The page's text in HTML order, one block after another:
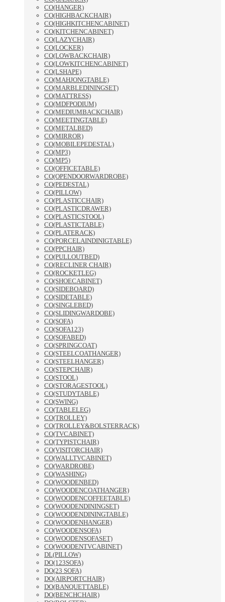
CO(HANGER)
CO(HIGHBACKCHAIR)
CO(HIGHKITCHENCABINET)
CO(KITCHENCABINET)
CO(LAZYCHAIR)
CO(LOCKER)
CO(LOWBACKCHAIR)
CO(LOWKITCHENCABINET)
CO(LSHAPE)
CO(MAHJONGTABLE)
CO(MARBLEDININGSET)
CO(MATTRESS)
CO(MDFPODIUM)
CO(MEDIUMBACKCHAIR)
CO(MEETINGTABLE)
CO(METALBED)
CO(MIRROR)
CO(MOBILEPEDESTAL)
CO(MP3)
CO(MP5)
CO(OFFICETABLE)
CO(OPENDOORWARDROBE)
CO(PEDESTAL)
CO(PILLOW)
CO(PLASTICCHAIR)
CO(PLASTICDRAWER)
CO(PLASTICSTOOL)
CO(PLASTICTABLE)
CO(PLATERACK)
CO(PORCELAINDINIGTABLE)
CO(PPCHAIR)
CO(PULLOUTBED)
CO(RECLINER CHAIR)
CO(ROCKETLEG)
CO(SHOECABINET)
CO(SIDEBOARD)
CO(SIDETABLE)
CO(SINGLEBED)
CO(SLIDINGWARDOBE)
CO(SOFA)
CO(SOFA123)
CO(SOFABED)
CO(SPRINGCOAT)
CO(STEELCOATHANGER)
CO(STEELHANGER)
CO(STEPCHAIR)
CO(STOOL)
CO(STORAGESTOOL)
CO(STUDYTABLE)
CO(SWING)
CO(TABLELEG)
CO(TROLLEY)
CO(TROLLEY&BOLSTERRACK)
CO(TVCABINET)
CO(TYPISTCHAIR)
CO(VISITORCHAIR)
CO(WALLTVCABINET)
CO(WARDROBE)
CO(WASHING)
CO(WOODENBED)
CO(WOODENCOATHANGER)
CO(WOODENCOFFEETABLE)
CO(WOODENDININGSET)
CO(WOODENDININGTABLE)
CO(WOODENHANGER)
CO(WOODENSOFA)
CO(WOODENSOFASET)
CO(WOODENTVCABINET)
DL(PILLOW)
DO(123SOFA)
DO(23 SOFA)
DO(AIRPORTCHAIR)
DO(BANQUETTABLE)
DO(BENCHCHAIR)